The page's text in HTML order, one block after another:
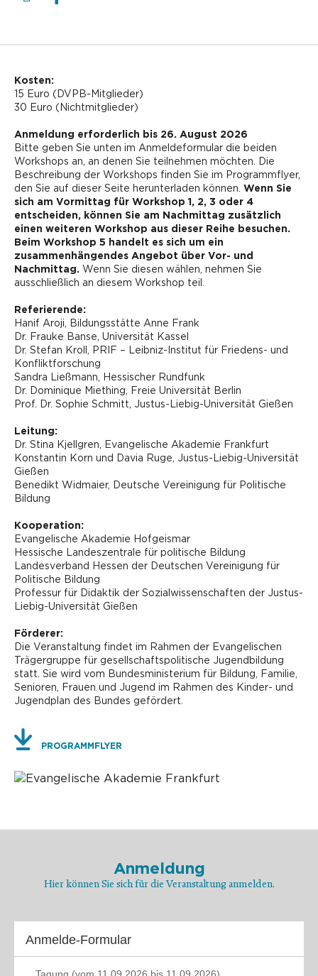
Kosten:
15 Euro (DVPB-Mitglieder)
30 Euro (Nichtmitglieder)
Anmeldung erforderlich bis 26. August 2026
Bitte geben Sie unten im Anmeldeformular die beiden
Workshops an, an denen Sie teilnehmen möchten. Die
Beschreibung der Workshops finden Sie im Programmflyer,
den Sie auf dieser Seite herunterladen können. Wenn Sie
sich am Vormittag für Workshop 1, 2, 3 oder 4
entscheiden, können Sie am Nachmittag zusätzlich
einen weiteren Workshop aus dieser Reihe besuchen.
Beim Workshop 5 handelt es sich um ein
zusammenhängendes Angebot über Vor- und
Nachmittag. Wenn Sie diesen wählen, nehmen Sie
ausschließlich an diesem Workshop teil.
Referierende:
Hanif Aroji, Bildungsstätte Anne Frank
Dr. Frauke Banse, Universität Kassel
Dr. Stefan Kroll, PRIF – Leibniz-Institut für Friedens- und
Konfliktforschung
Sandra Ließmann, Hessischer Rundfunk
Dr. Dominique Miething, Freie Universität Berlin
Prof. Dr. Sophie Schmitt, Justus-Liebig-Universität Gießen
Leitung:
Dr. Stina Kjellgren, Evangelische Akademie Frankfurt
Konstantin Korn und Davia Ruge, Justus-Liebig-Universität
Gießen
Benedikt Widmaier, Deutsche Vereinigung für Politische
Bildung
Kooperation:
Evangelische Akademie Hofgeismar
Hessische Landeszentrale für politische Bildung
Landesverband Hessen der Deutschen Vereinigung für
Politische Bildung
Professur für Didaktik der Sozialwissenschaften der Justus-
Liebig-Universität Gießen
Förderer:
Die Veranstaltung findet im Rahmen der Evangelischen
Trägergruppe für gesellschaftspolitische Jugendbildung
statt. Sie wird vom Bundesministerium für Bildung, Familie,
Senioren, Frauen und Jugend im Rahmen des Kinder- und
Jugendplan des Bundes gefördert.
PROGRAMMFLYER
Anmeldung
Hier können Sie sich für die Veranstaltung anmelden.